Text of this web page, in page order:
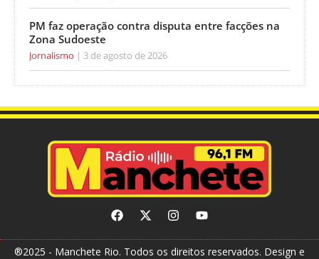
PM faz operação contra disputa entre facções na
Zona Sudoeste
Jornalismo 3 de agosto de 2026
®2025 - Manchete Rio. Todos os direitos reservados. Design e